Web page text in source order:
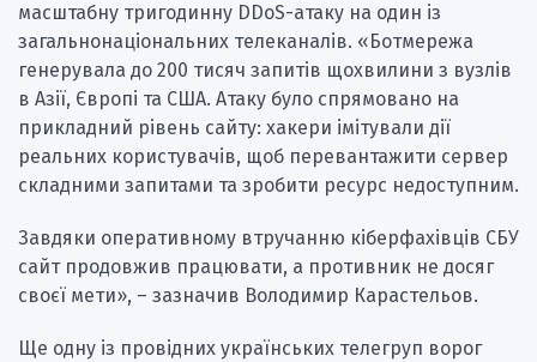
масштабну тригодинну DDoS-атаку на один із
загальнонаціональних телеканалів. «Ботмережа
генерувала до 200 тисяч запитів щохвилини з вузлів
в Азії, Європі та США. Атаку було спрямовано на
прикладний рівень сайту: хакери імітували дії
реальних користувачів, щоб перевантажити сервер
складними запитами та зробити ресурс недоступним.
Завдяки оперативному втручанню кіберфахівців СБУ
сайт продовжив працювати, а противник не досяг
своєї мети», – зазначив Володимир Карастельов.
Ще одну із провідних українських телегруп ворог